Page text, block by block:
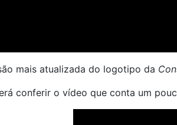
mais atualizada do logotipo da
conferir o vídeo que conta um